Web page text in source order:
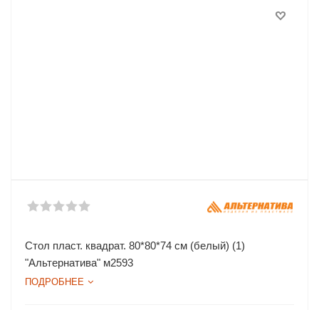
Стол пласт. квадрат. 80*80*74 см (белый) (1)
"Альтернатива" м2593
ПОДРОБНЕЕ